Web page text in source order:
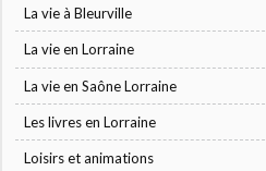
La vie à Bleurville
La vie en Lorraine
La vie en Saône Lorraine
Les livres en Lorraine
Loisirs et animations